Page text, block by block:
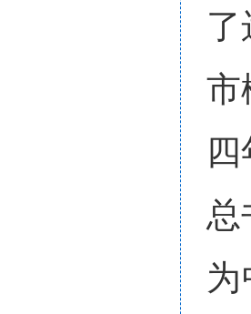
市
总